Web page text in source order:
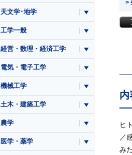
>
内
ヒ
／
み
天文学･地学
工学一般
経営・数理・経済工学
電気・電子工学
機械工学
土木・建築工学
農学
医学・薬学